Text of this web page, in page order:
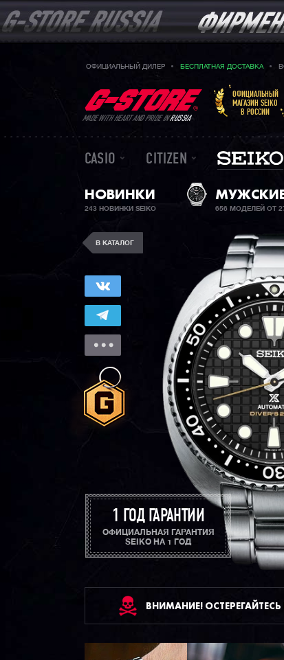
ОФИЦИАЛЬНЫЙ ДИЛЕР БЕСПЛАТНАЯ ДОСТАВКА
MADE WITH HEART AND PRIDE INRUSSIA
ОФИЦИАЛЬНЫЙ
МАГАЗИН SEIKO
В РОССИИ
CASIO CITIZEN
НОВИНКИ
243 НОВИНКИ SEIKO
МУЖСКИЕ
656 МОДЕЛЕЙ ОТ
В КАТАЛОГ
1 ГОД ГАРАНТИИ
ОФИЦИАЛЬНАЯ ГАРАНТИЯ
SEIKO НА 1 ГОД
ВНИМАНИЕ!